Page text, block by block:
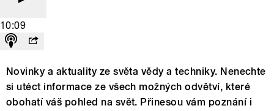
10:09
Novinky a aktuality ze světa vědy a techniky. Nenechte
si utéct informace ze všech možných odvětví, které
obohatí váš pohled na svět. Přinesou vám poznání i